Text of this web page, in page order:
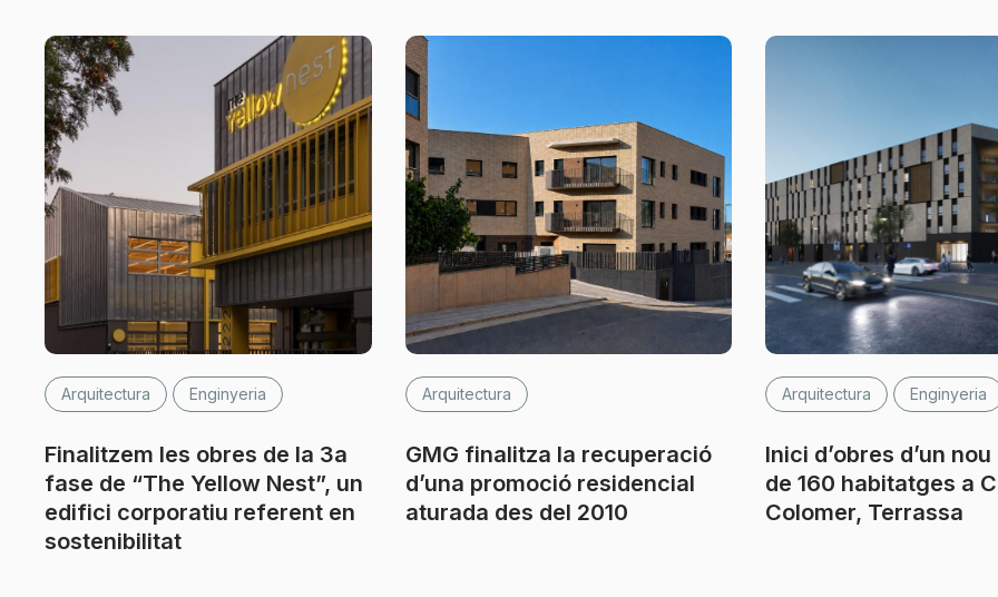
Arquitectura Enginyeria
Finalitzem les obres de la 3a
fase de “The Yellow Nest”, un
edifici corporatiu referent en
sostenibilitat
Arquitectura
GMG finalitza la recuperació
d’una promoció residencial
aturada des del 2010
Arquitectura Enginyeria
Inici d’obres d’un
de 160 habitatges a
Colomer, Terrassa